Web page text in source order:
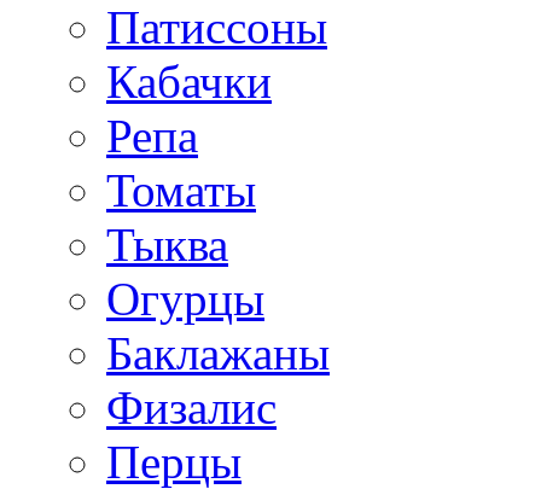
Патиссоны
Кабачки
Репа
Томаты
Тыква
Огурцы
Баклажаны
Физалис
Перцы